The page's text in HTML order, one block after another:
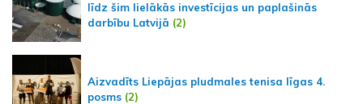
līdz šim lielākās investīcijas un paplašinās
darbību Latvijā (2)
Aizvadīts Liepājas pludmales tenisa līgas 4.
posms (2)